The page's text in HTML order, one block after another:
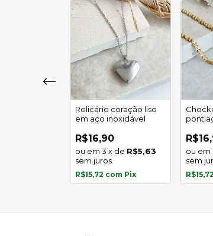
Relicário coração liso
em aço inoxidável
R$16,90
3 x de R$5,63
sem juros
R$15,72 com Pix
sem
R$15,72